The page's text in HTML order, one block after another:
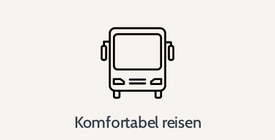
Komfortabel reisen